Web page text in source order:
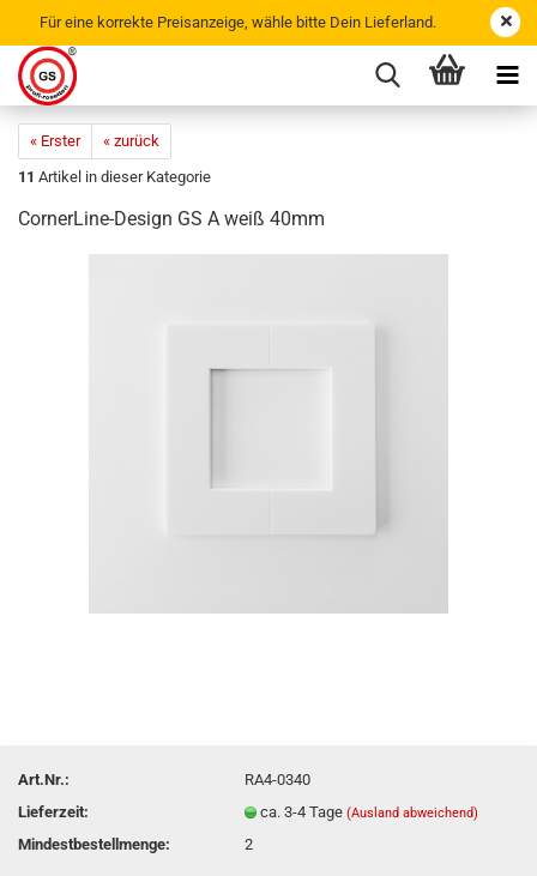
Für eine korrekte Preisanzeige, wähle bitte Dein Lieferland.
« Erster
« zurück
11 Artikel in dieser Kategorie
CornerLine-​Design GS A weiß 40mm
Art.Nr.:
RA4-0340
Lieferzeit:
ca. 3-4 Tage(Ausland abweichend)
Mindestbestellmenge: 2